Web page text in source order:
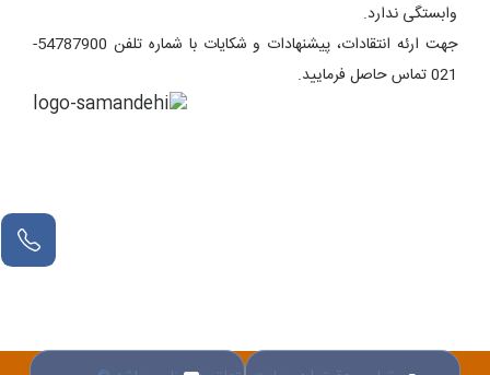
وابستگی ندارد.
جهت ارئه انتقادات، پیشنهادات و شکایات با شماره تلفن 54787900-
021 تماس حاصل فرمایید.